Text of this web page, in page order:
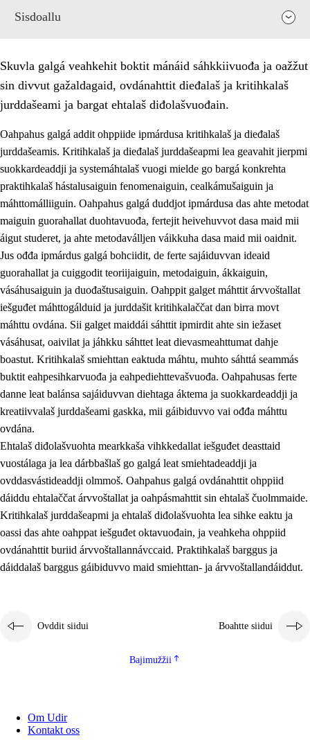
Sisdoallu
1. Oahpahusa árvovuođđu
1.1 Olmmošárvu
1.2 Identitehta ja kultuvrralaš girjáivuohta
1.3 Kritihkalaš jurddašeapmi ja ehtalaš diđolašvuohta
1.4 Hutkanillu, beroštupmi ja suokkardanhuovva
1.5 Luondduákten ja birasdiđolašvuohta
1.6 Demokratiija ja mielváikkuheapmi
Skuvla galgá veahkehit boktit mánáid sáhkkiivuođa ja oažžut
sin divvut gažaldagaid, ovdánahttit dieđalaš ja kritihkalaš
jurddašeami ja bargat ehtalaš diđolašvuođain.
Oahpahus galgá addit ohppiide ipmárdusa kritihkalaš ja dieđalaš
jurddašeamis. Kritihkalaš ja dieđalaš jurddašeapmi lea geavahit jierpmi
suokkardeaddji ja systemáhtalaš vuogi mielde go bargá konkrehta
praktihkalaš hástalusaiguin fenomenaiguin, cealkámušaiguin ja
máhttomálliiguin. Oahpahus galgá duddjot ipmárdusa das ahte metodat
maiguin guorahallat duohtavuođa, fertejit heivehuvvot dasa maid mii
áigut studeret, ja ahte metodaválljen váikkuha dasa maid mii oaidnit.
Jus ođđa ipmárdus galgá bohciidit, de ferte sajáiduvvan ideaid
guorahallat ja cuiggodit teoriijaiguin, metodaiguin, ákkaiguin,
vásáhusaiguin ja duođaštusaiguin. Oahppit galget máhttit árvvoštallat
iešguđet máhttogálduid ja jurddašit kritihkalaččat dan birra movt
máhttu ovdána. Sii galget maiddái sáhttit ipmirdit ahte sin iežaset
vásáhusat, oaivilat ja jáhkku sáhttet leat dievasmeahttumat dahje
boastut. Kritihkalaš smiehttan eaktuda máhtu, muhto sáhttá seammás
buktit eahpesihkarvuođa ja eahpediehttevašvuođa. Oahpahusas ferte
danne leat balánsa sajáiduvvan diehtaga áktema ja suokkardeaddji ja
kreatiivvalaš jurddašeami gaskka, mii gáibiduvvo vai ođđa máhttu
ovdána.
Ehtalaš diđolašvuohta mearkkaša vihkkedallat iešguđet deasttaid
vuostálaga ja lea dárbbašlaš go galgá leat smiehtadeaddji ja
ovddasvástideaddji olmmoš. Oahpahus galgá ovdánahttit ohppiid
dáiddu ehtalaččat árvvoštallat ja oahpásmahttit sin ehtalaš čuolmmaide.
Kritihkalaš jurddašeapmi ja ehtalaš diđolašvuohta lea sihke eaktu ja
oassi das ahte oahppat iešguđet oktavuođain, ja veahkeha ohppiid
ovdánahttit buriid árvvoštallannávccaid. Praktihkalaš barggus ja
dáiddalaš barggus gáibiduvvo maid smiehttan- ja árvvoštallandáiddut.
Ovddit siidui Boahtte siidui
Bajimužžii
Om Udir
Kontakt oss